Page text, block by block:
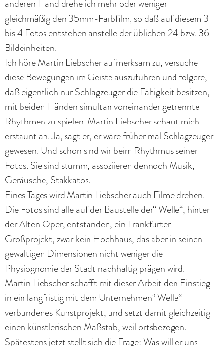
anderen Hand drehe ich mehr oder weniger
gleichmäßig den 35mm-Farbfilm, so daß auf diesem 3
bis 4 Fotos entstehen anstelle der üblichen 24 bzw. 36
Bildeinheiten.
Ich höre Martin Liebscher aufmerksam zu, versuche
diese Bewegungen im Geiste auszuführen und folgere,
daß eigentlich nur Schlagzeuger die Fähigkeit besitzen,
mit beiden Händen simultan voneinander getrennte
Rhythmen zu spielen. Martin Liebscher schaut mich
erstaunt an. Ja, sagt er, er wäre früher mal Schlagzeuger
gewesen. Und schon sind wir beim Rhythmus seiner
Fotos. Sie sind stumm, assoziieren dennoch Musik,
Geräusche, Stakkatos.
Eines Tages wird Martin Liebscher auch Filme drehen.
Die Fotos sind alle auf der Baustelle der“ Welle“, hinter
der Alten Oper, entstanden, ein Frankfurter
Großprojekt, zwar kein Hochhaus, das aber in seinen
gewaltigen Dimensionen nicht weniger die
Physiognomie der Stadt nachhaltig prägen wird.
Martin Liebscher schafft mit dieser Arbeit den Einstieg
in ein langfristig mit dem Unternehmen“ Welle“
verbundenes Kunstprojekt, und setzt damit gleichzeitig
einen künstlerischen Maßstab, weil ortsbezogen.
Spätestens jetzt stellt sich die Frage: Was will er uns